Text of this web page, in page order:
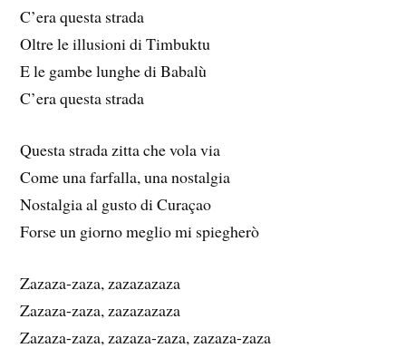
C’era questa strada
Oltre le illusioni di Timbuktu
E le gambe lunghe di Babalù
C’era questa strada
Questa strada zitta che vola via
Come una farfalla, una nostalgia
Nostalgia al gusto di Curaçao
Forse un giorno meglio mi spiegherò
Zazaza-zaza, zazazazaza
Zazaza-zaza, zazazazaza
Zazaza-zaza, zazaza-zaza, zazaza-zaza